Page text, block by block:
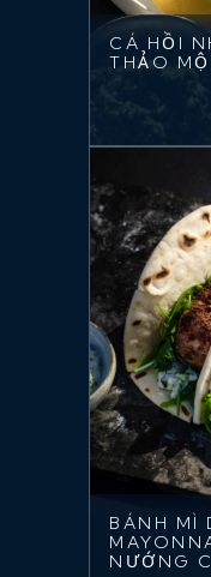
CÁ HỒI
THẢO
BÁNH MÌ
NƯỚNG